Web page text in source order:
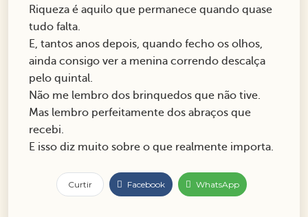
Riqueza é aquilo que permanece quando quase
tudo falta.
E, tantos anos depois, quando fecho os olhos,
ainda consigo ver a menina correndo descalça
pelo quintal.
Não me lembro dos brinquedos que não tive.
Mas lembro perfeitamente dos abraços que
recebi.
E isso diz muito sobre o que realmente importa.
Curtir Facebook WhatsApp